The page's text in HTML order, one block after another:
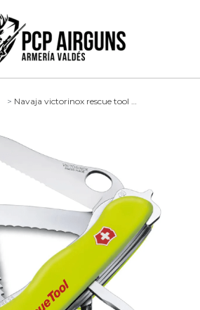
Navaja victorinox rescue tool color amarillo